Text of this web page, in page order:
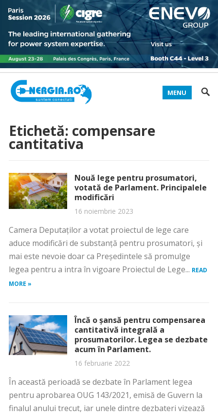
MENU
Etichetă: compensare
cantitativa
Nouă lege pentru prosumatori,
votată de Parlament. Principalele
modificări
16 noiembrie 2023
Camera Deputaților a votat proiectul de lege care
aduce modificări de substanță pentru prosumatori, și
mai este nevoie doar ca Președintele să promulge
legea pentru a intra în vigoare Proiectul de Lege... READ
MORE »
Încă o șansă pentru compensarea
cantitativă integrală a
prosumatorilor. Legea se dezbate
acum în Parlament.
16 februarie 2022
În această perioadă se dezbate în Parlament legea
pentru aprobarea OUG 143/2021, emisă de Guvern la
finalul anului trecut, iar unele dintre dezbateri vizează